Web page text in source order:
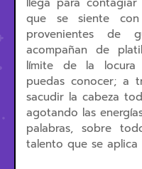
que se siente
provenientes de
acompañan de
límite de la locura
puedas conocer; a
sacudir la cabeza
agotando las
palabras, sobre
talento que se aplica